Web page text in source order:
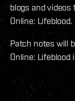
blogs and videos
Online: Lifeblood.
Patch notes will
Online: Lifeblood